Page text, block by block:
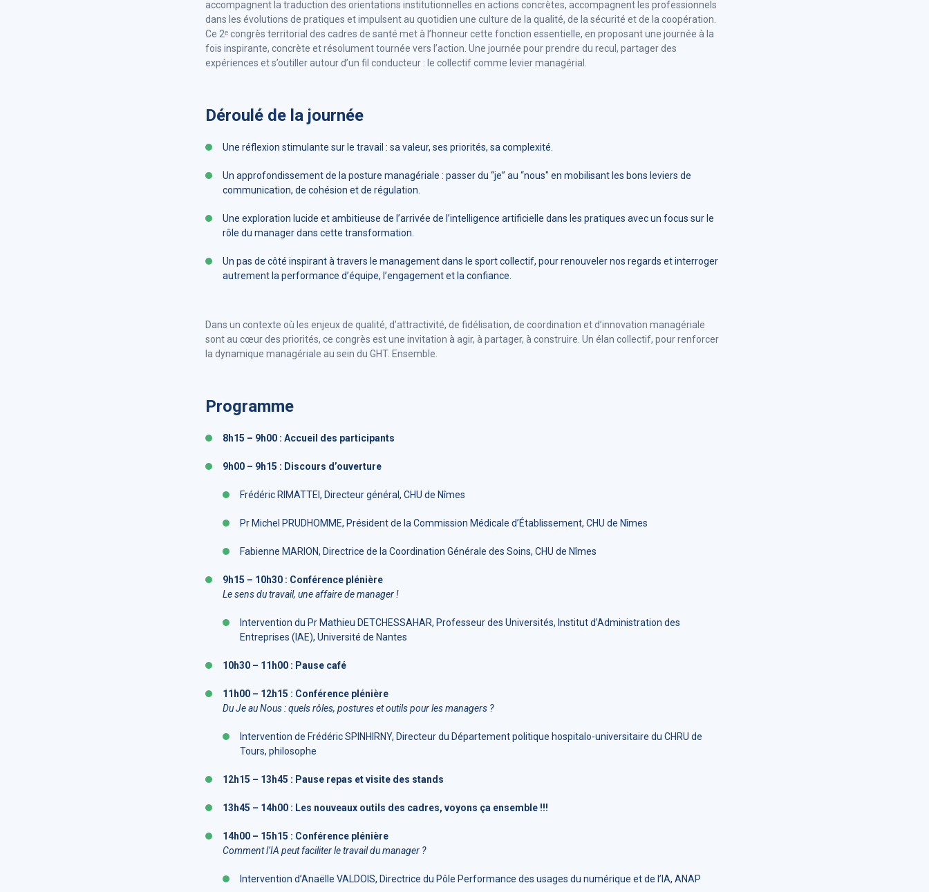
accompagnent la traduction des orientations institutionnelles en actions concrètes, accompagnent les professionnels
dans les évolutions de pratiques et impulsent au quotidien une culture de la qualité, de la sécurité et de la coopération.
Ce 2ᵉ congrès territorial des cadres de santé met à l’honneur cette fonction essentielle, en proposant une journée à la
fois inspirante, concrète et résolument tournée vers l’action. Une journée pour prendre du recul, partager des
expériences et s’outiller autour d’un fil conducteur : le collectif comme levier managérial.
Déroulé de la journée
Une réflexion stimulante sur le travail : sa valeur, ses priorités, sa complexité.
Un approfondissement de la posture managériale : passer du “je” au “nous" en mobilisant les bons leviers de
communication, de cohésion et de régulation.
Une exploration lucide et ambitieuse de l’arrivée de l’intelligence artificielle dans les pratiques avec un focus sur le
rôle du manager dans cette transformation.
Un pas de côté inspirant à travers le management dans le sport collectif, pour renouveler nos regards et interroger
autrement la performance d’équipe, l’engagement et la confiance.
Dans un contexte où les enjeux de qualité, d’attractivité, de fidélisation, de coordination et d’innovation managériale
sont au cœur des priorités, ce congrès est une invitation à agir, à partager, à construire. Un élan collectif, pour renforcer
la dynamique managériale au sein du GHT. Ensemble.
Programme
8h15 – 9h00 : Accueil des participants
9h00 – 9h15 : Discours d’ouverture
Frédéric RIMATTEI, Directeur général, CHU de Nîmes
Pr Michel PRUDHOMME, Président de la Commission Médicale d’Établissement, CHU de Nîmes
Fabienne MARION, Directrice de la Coordination Générale des Soins, CHU de Nîmes
9h15 – 10h30 : Conférence plénière
Le sens du travail, une affaire de manager !
Intervention du Pr Mathieu DETCHESSAHAR, Professeur des Universités, Institut d’Administration des
Entreprises (IAE), Université de Nantes
10h30 – 11h00 : Pause café
11h00 – 12h15 : Conférence plénière
Du Je au Nous : quels rôles, postures et outils pour les managers ?
Intervention de Frédéric SPINHIRNY, Directeur du Département politique hospitalo-universitaire du CHRU de
Tours, philosophe
12h15 – 13h45 : Pause repas et visite des stands
13h45 – 14h00 : Les nouveaux outils des cadres, voyons ça ensemble !!!
14h00 – 15h15 : Conférence plénière
Comment l’IA peut faciliter le travail du manager ?
Intervention d’Anaëlle VALDOIS, Directrice du Pôle Performance des usages du numérique et de l’IA, ANAP